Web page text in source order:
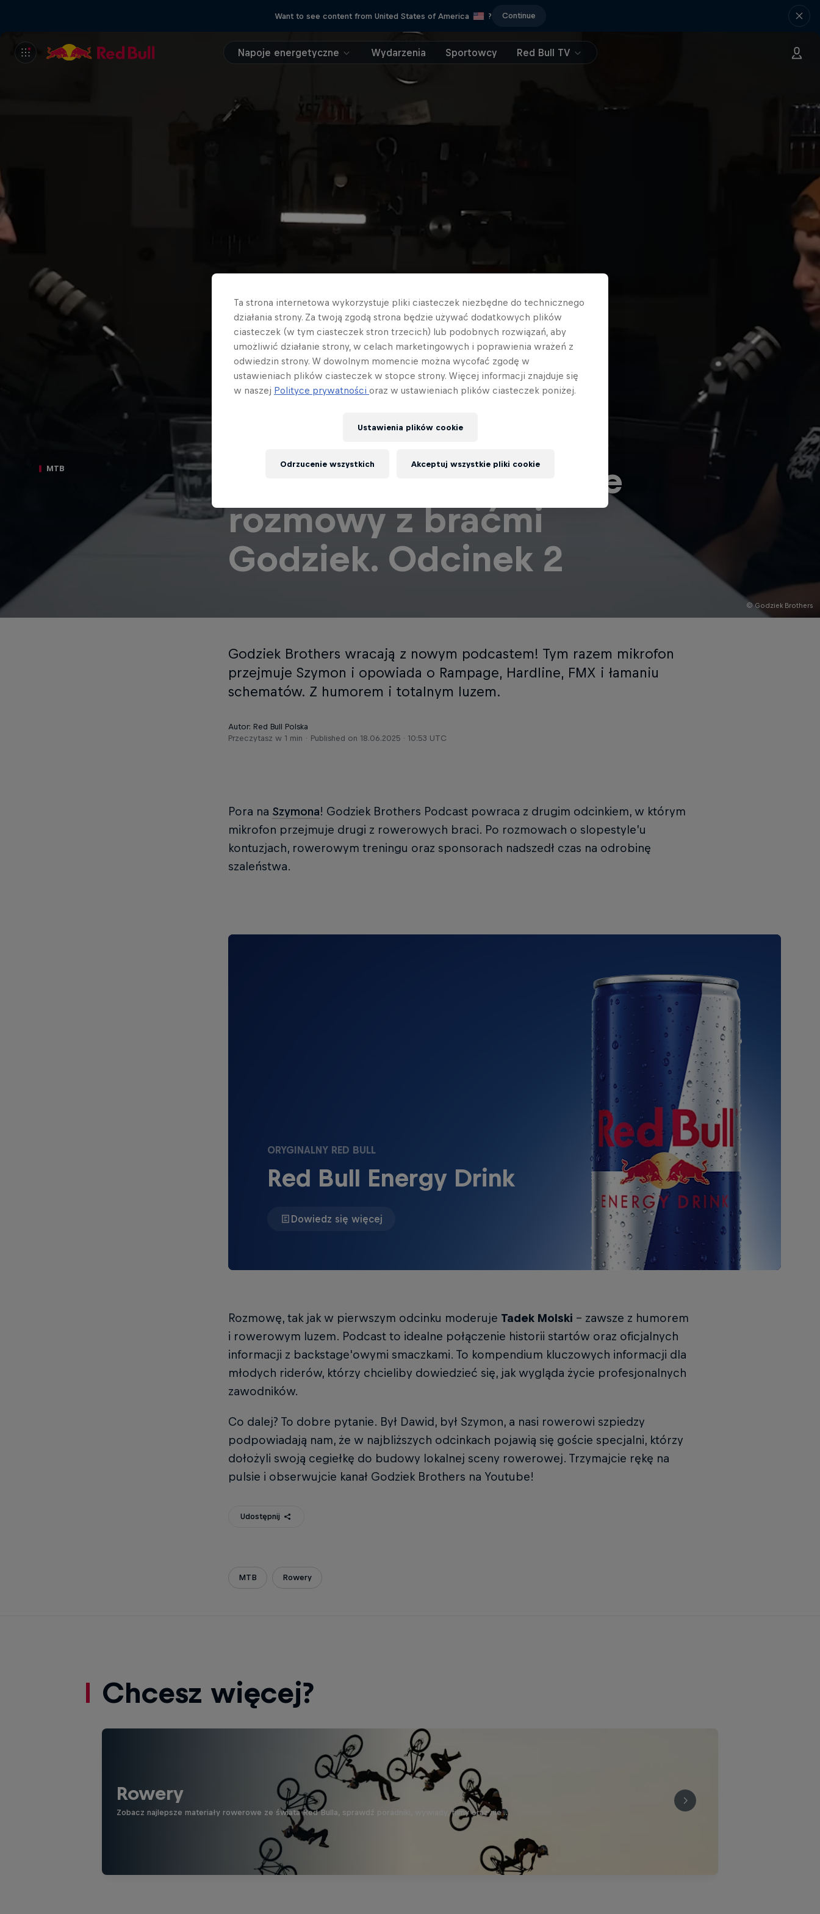
Want to see content from United States of America ? Continue
Napoje energetyczne Wydarzenia Sportowcy Red Bull TV
© Godziek Brothers
MTB
GB Podcast: rowerowe
rozmowy z braćmi
Godziek. Odcinek 2
Godziek Brothers wracają z nowym podcastem! Tym razem mikrofon
przejmuje Szymon i opowiada o Rampage, Hardline, FMX i łamaniu
schematów. Z humorem i totalnym luzem.
Autor: Red Bull Polska
Przeczytasz w 1 min
Published on 18.06.2025 · 10:53 UTC
Pora na Szymona! Godziek Brothers Podcast powraca z drugim odcinkiem, w którym
mikrofon przejmuje drugi z rowerowych braci. Po rozmowach o slopestyle’u
kontuzjach, rowerowym treningu oraz sponsorach nadszedł czas na odrobinę
szaleństwa.
ORYGINALNY RED BULL
Red Bull Energy Drink
Dowiedz się więcej
Rozmowę, tak jak w pierwszym odcinku moderuje Tadek Molski – zawsze z humorem
i rowerowym luzem. Podcast to idealne połączenie historii startów oraz oficjalnych
informacji z backstage'owymi smaczkami. To kompendium kluczowych informacji dla
młodych riderów, którzy chcieliby dowiedzieć się, jak wygląda życie profesjonalnych
zawodników.
Co dalej? To dobre pytanie. Był Dawid, był Szymon, a nasi rowerowi szpiedzy
podpowiadają nam, że w najbliższych odcinkach pojawią się goście specjalni, którzy
dołożyli swoją cegiełkę do budowy lokalnej sceny rowerowej. Trzymajcie rękę na
pulsie i obserwujcie kanał Godziek Brothers na Youtube!
Udostępnij
MTB Rowery
Chcesz więcej?
Rowery
Zobacz najlepsze materiały rowerowe ze świata Red Bulla, sprawdź poradniki, wywiady, filmy oraz nie …
Ta strona internetowa wykorzystuje pliki ciasteczek niezbędne do technicznego
działania strony. Za twoją zgodą strona będzie używać dodatkowych plików
ciasteczek (w tym ciasteczek stron trzecich) lub podobnych rozwiązań, aby
umożliwić działanie strony, w celach marketingowych i poprawienia wrażeń z
odwiedzin strony. W dowolnym momencie można wycofać zgodę w
ustawieniach plików ciasteczek w stopce strony. Więcej informacji znajduje się
w naszej Polityce prywatności oraz w ustawieniach plików ciasteczek poniżej.
Ustawienia plików cookie
Odrzucenie wszystkich Akceptuj wszystkie pliki cookie